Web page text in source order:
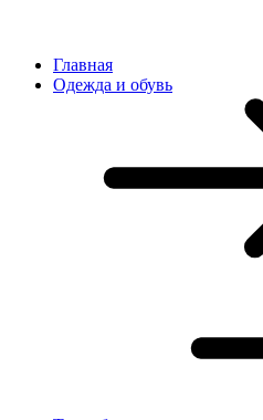
Главная
Одежда и обувь